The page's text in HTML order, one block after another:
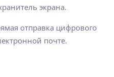
экрана.
отправка цифрового
почте.